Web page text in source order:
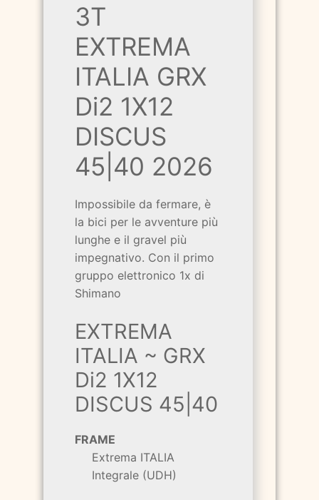
3T
EXTREMA
ITALIA GRX
Di2 1X12
DISCUS
45|40 2026
Impossibile da fermare, è
la bici per le avventure più
lunghe e il gravel più
impegnativo. Con il primo
gruppo elettronico 1x di
Shimano
EXTREMA
ITALIA ~ GRX
Di2 1X12
DISCUS 45|40
FRAME
Extrema ITALIA
Integrale (UDH)